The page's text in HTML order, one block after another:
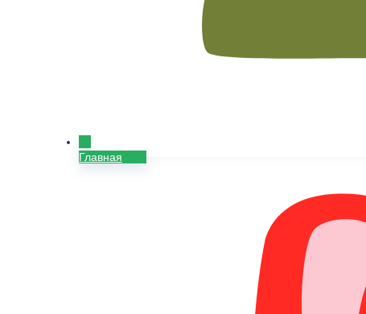
Главная